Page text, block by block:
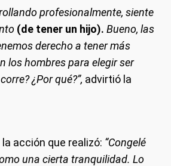
profesionalmente, siente
(de tener un hijo). Bueno, las
derecho a tener más
los hombres para elegir ser
¿Por qué?”, advirtió la
acción que realizó: “Congelé
una cierta tranquilidad. Lo